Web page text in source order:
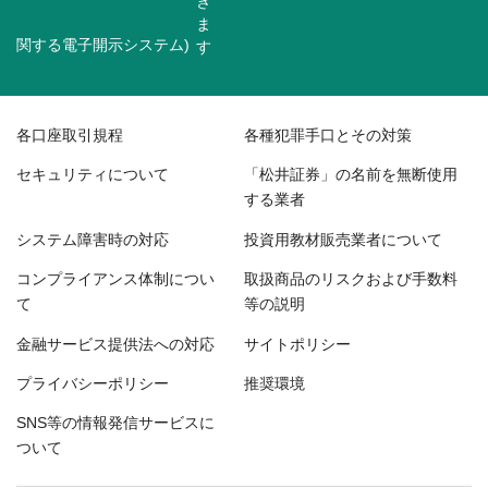
関する電子開示システム)
各口座取引規程 各種犯罪手口とその対策
セキュリティについて 「松井証券」の名前を無断使用
する業者
システム障害時の対応 投資用教材販売業者について
コンプライアンス体制につい
て
取扱商品のリスクおよび手数料
等の説明
金融サービス提供法への対応 サイトポリシー
プライバシーポリシー 推奨環境
SNS等の情報発信サービスに
ついて